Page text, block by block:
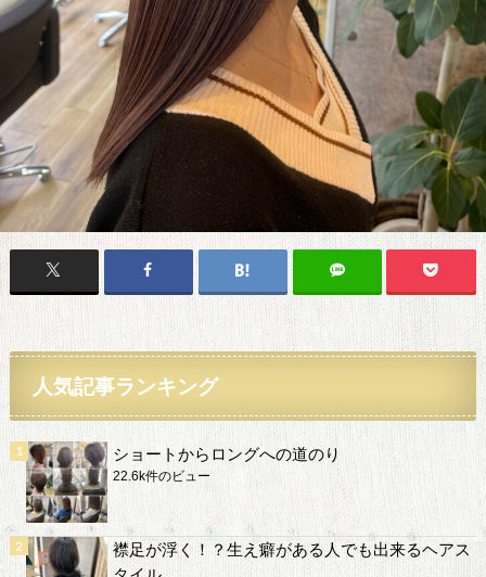
人気記事ランキング
ショートからロングへの道のり
22.6k件のビュー
襟足が浮く！？生え癖がある人でも出来るヘアス